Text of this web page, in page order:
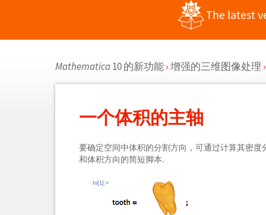
The latest
Mathematica10 的新功能 ›增强的三维图像处理 ›
一个体积的主轴
要确定空间中体积的分割方向，可通过计算其密
和体积方向的简短脚本.
In[1]:=